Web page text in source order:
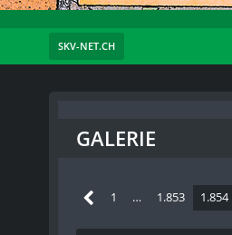
SKV-NET.CH
GALERIE
1 … 1.853 1.854